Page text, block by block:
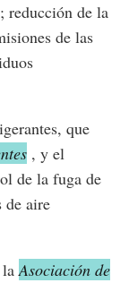
reducción de la
de las
que
, y el
de la fuga de
de aire
laAsociación de